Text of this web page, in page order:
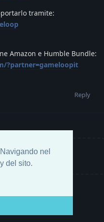
nel
del sito.
tramite:
Amazon e Humble Bundle:
?partner=gameloopit
Reply